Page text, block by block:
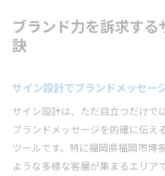
ブランド力を訴求す
訣
サイン設計でブランドメッセー
サイン設計は、ただ目立つだけで
ブランドメッセージを的確に伝え
ツールです。特に福岡県福岡市博
ような多様な客層が集まるエリア